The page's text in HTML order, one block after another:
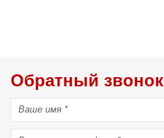
Обратный звонок